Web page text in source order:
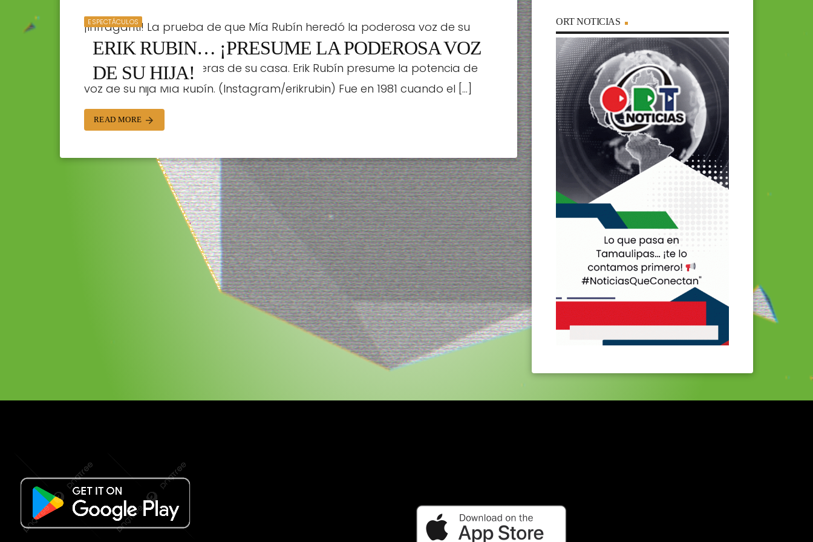
ESPECTÁCULOS
ERIK RUBIN… ¡PRESUME LA PODEROSA VOZ
DE SU HIJA!
¡Infraganti! La prueba de que Mía Rubín heredó la poderosa voz de su
papá Erik La cantante fue captada por su papá, el ex Timbiriche, mientras
cantaba en las escaleras de su casa. Erik Rubín presume la potencia de
voz de su hija Mía Rubín. (Instagram/erikrubin) Fue en 1981 cuando el […]
READ MORE arrow_forward
ORT NOTICIAS